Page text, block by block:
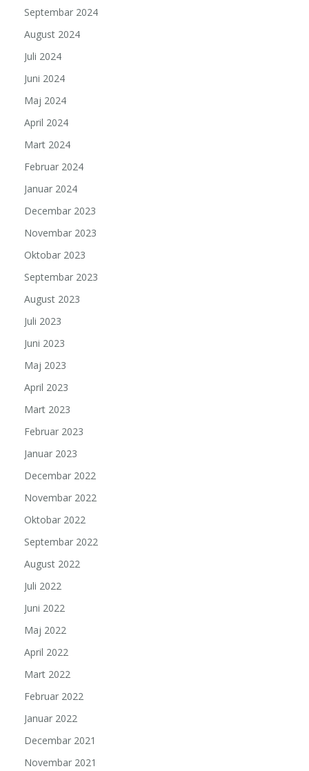
Septembar 2024
August 2024
Juli 2024
Juni 2024
Maj 2024
April 2024
Mart 2024
Februar 2024
Januar 2024
Decembar 2023
Novembar 2023
Oktobar 2023
Septembar 2023
August 2023
Juli 2023
Juni 2023
Maj 2023
April 2023
Mart 2023
Februar 2023
Januar 2023
Decembar 2022
Novembar 2022
Oktobar 2022
Septembar 2022
August 2022
Juli 2022
Juni 2022
Maj 2022
April 2022
Mart 2022
Februar 2022
Januar 2022
Decembar 2021
Novembar 2021